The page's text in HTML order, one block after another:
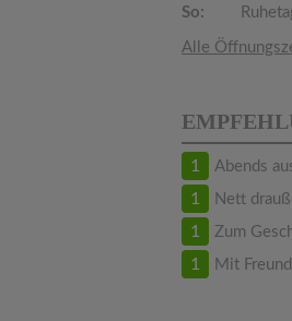
So:
Alle
1 Abends
1 Nett
1 Zum
1 Mit